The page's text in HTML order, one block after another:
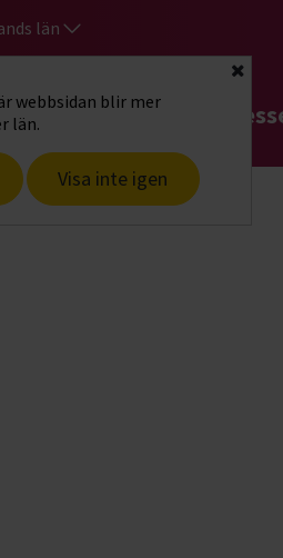
län
webbsidan blir mer
län.
Visa inte igen
Stäng
startsidaHitta